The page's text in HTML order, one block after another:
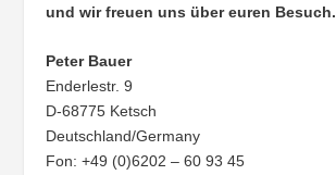
und wir freuen uns über euren Besuch.
Peter Bauer
Enderlestr. 9
D-68775 Ketsch
Deutschland/Germany
Fon: +49 (0)6202 – 60 93 45